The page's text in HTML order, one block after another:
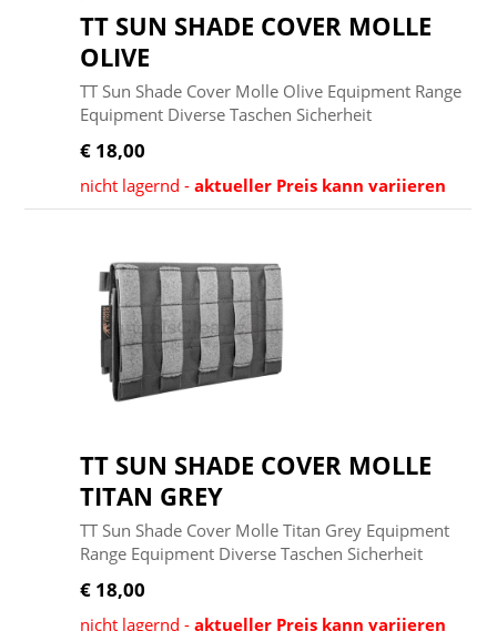
TT SUN SHADE COVER MOLLE
OLIVE
TT Sun Shade Cover Molle Olive Equipment Range
Equipment Diverse Taschen Sicherheit
€ 18,00
nicht lagernd -aktueller Preis kann variieren
TT SUN SHADE COVER MOLLE
TITAN GREY
TT Sun Shade Cover Molle Titan Grey Equipment
Range Equipment Diverse Taschen Sicherheit
€ 18,00
nicht lagernd -aktueller Preis kann variieren